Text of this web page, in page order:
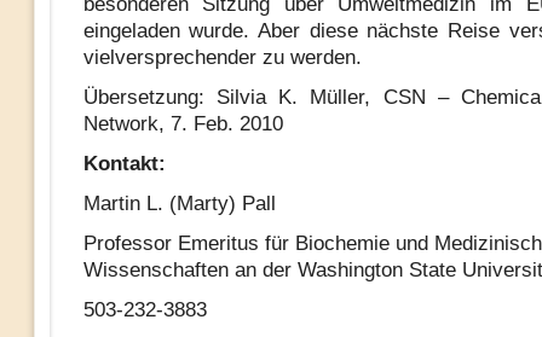
eingeladen wurde. Aber diese nächste Reise
vielversprechender zu werden.
Übersetzung: Silvia K. Müller, CSN –
Network, 7. Feb. 2010
Kontakt:
Martin L. (Marty) Pall
Professor Emeritus für Biochemie und
Wissenschaften an der Washington State
503-232-3883